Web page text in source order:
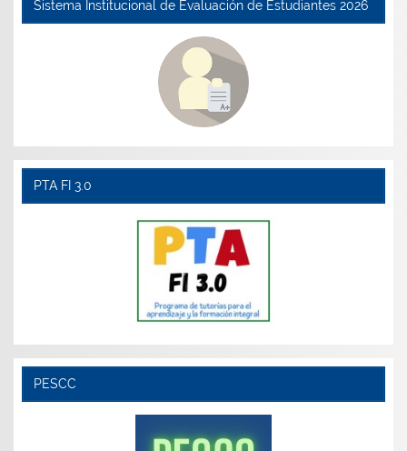
Sistema Institucional de Evaluación de Estudiantes 2026
PTA FI 3.0
PESCC